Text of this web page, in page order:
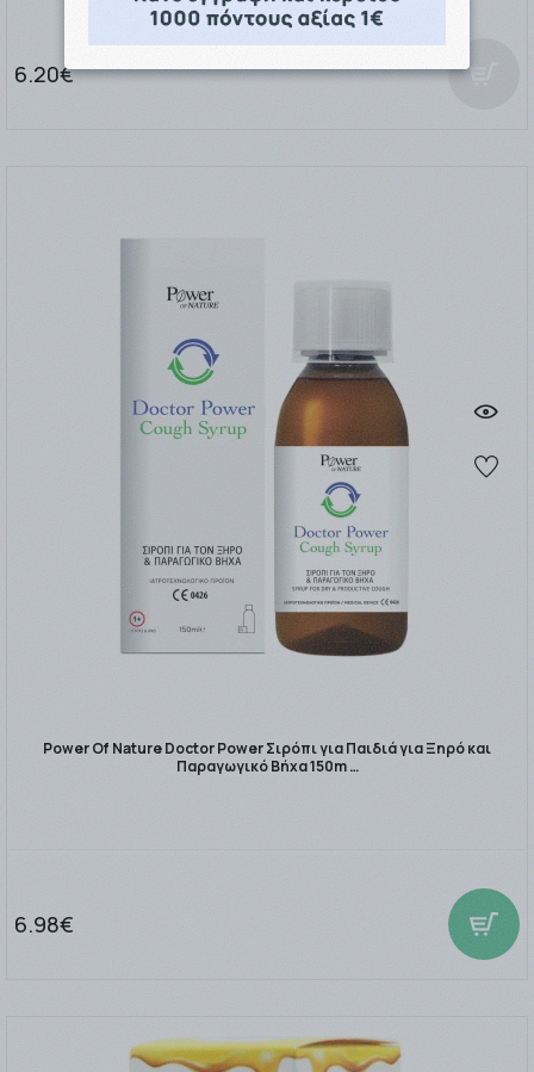
6.20€
Power Of Nature Doctor Power Σιρόπι για Παιδιά για Ξηρό και
Παραγωγικό Βήχα 150m …
6.98€